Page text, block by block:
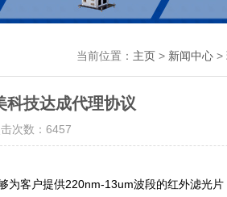
当前位置： 主页 > 新闻中心 >
技达成代理协议
次数：6457
客户提供220nm-13um波段的红外滤光